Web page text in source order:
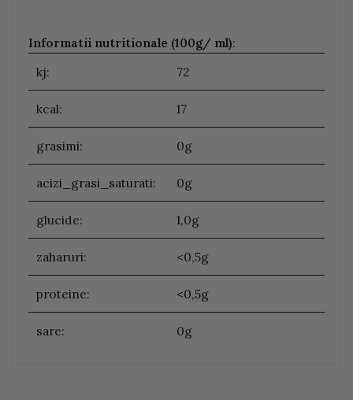
Informatii nutritionale (100g/ ml):
kj:
72
kcal: 17
grasimi: 0g
acizi_grasi_saturati: 0g
glucide: 1,0g
zaharuri: <0,5g
proteine: <0,5g
sare: 0g